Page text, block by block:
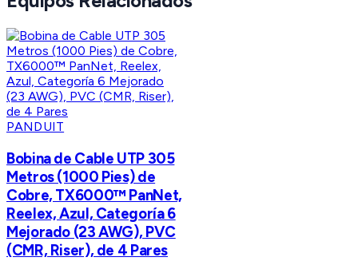
PANDUIT
Bobina de Cable UTP 305
Metros (1000 Pies) de
Cobre, TX6000™ PanNet,
Reelex, Azul, Categoría 6
Mejorado (23 AWG), PVC
(CMR, Riser), de 4 Pares